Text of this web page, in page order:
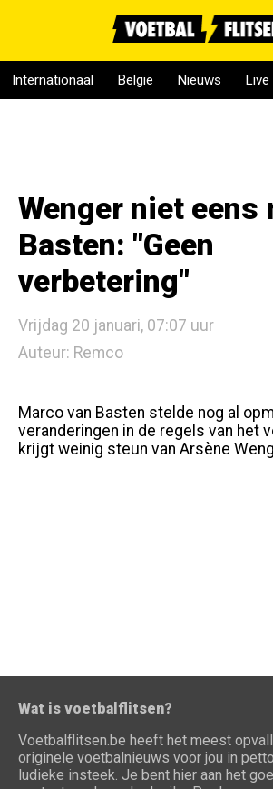
Internationaal België Nieuws Live
Wenger niet eens
Basten: "Geen
verbetering"
Vrijdag 20 januari, 07:07 uur
Auteur: Remco
Marco van Basten stelde nog al
veranderingen in de regels van het
krijgt weinig steun van Arsène
Wat is voetbalflitsen?
Voetbalflitsen.be heeft het meest
originele voetbalnieuws voor jou in
ludieke insteek. Je bent hier aan het